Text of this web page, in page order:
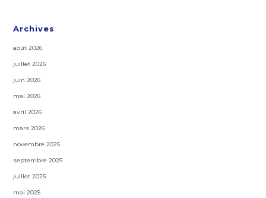
Archives
août 2026
juillet 2026
juin 2026
mai 2026
avril 2026
mars 2026
novembre 2025
septembre 2025
juillet 2025
mai 2025